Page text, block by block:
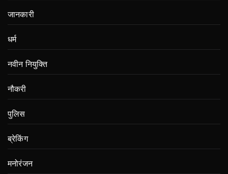
जानकारी
धर्म
नवीन नियुक्ति
नौकरी
पुलिस
ब्रेकिंग
मनोरंजन